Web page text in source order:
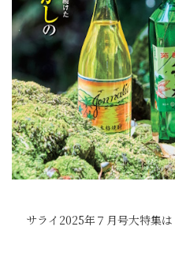
サライ2025年７月号大特集